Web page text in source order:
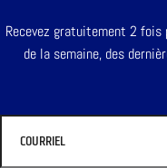
Recevez gratuitement 2
de la semaine, des